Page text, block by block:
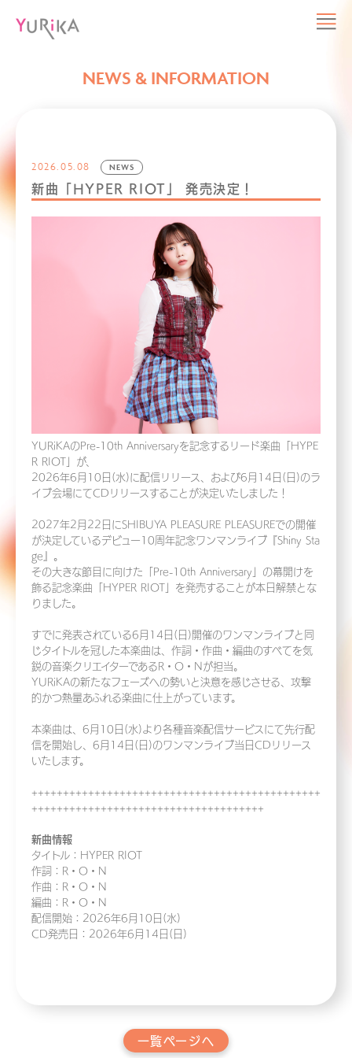
NEWS & INFORMATION
2026.05.08 NEWS
新曲「HYPER RIOT」 発売決定！
YURiKAのPre-10th Anniversaryを記念するリード楽曲「HYPE
R RIOT」が、
2026年6月10日(水)に配信リリース、および6月14日(日)のラ
イブ会場にてCDリリースすることが決定いたしました！
2027年2月22日にSHIBUYA PLEASURE PLEASUREでの開催
が決定しているデビュー10周年記念ワンマンライブ『Shiny Sta
ge』。
その大きな節目に向けた「Pre-10th Anniversary」の幕開けを
飾る記念楽曲「HYPER RIOT」を発売することが本日解禁とな
りました。
すでに発表されている6月14日(日)開催のワンマンライブと同
じタイトルを冠した本楽曲は、作詞・作曲・編曲のすべてを気
鋭の音楽クリエイターであるR・O・Nが担当。
YURiKAの新たなフェーズへの勢いと決意を感じさせる、攻撃
的かつ熱量あふれる楽曲に仕上がっています。
本楽曲は、6月10日(水)より各種音楽配信サービスにて先行配
信を開始し、6月14日(日)のワンマンライブ当日CDリリース
いたします。
++++++++++++++++++++++++++++++++++++++++++++++
+++++++++++++++++++++++++++++++++++++
新曲情報
タイトル：HYPER RIOT
作詞：R・O・N
作曲：R・O・N
編曲：R・O・N
配信開始：2026年6月10日(水)
CD発売日：2026年6月14日(日)
一覧ページへ